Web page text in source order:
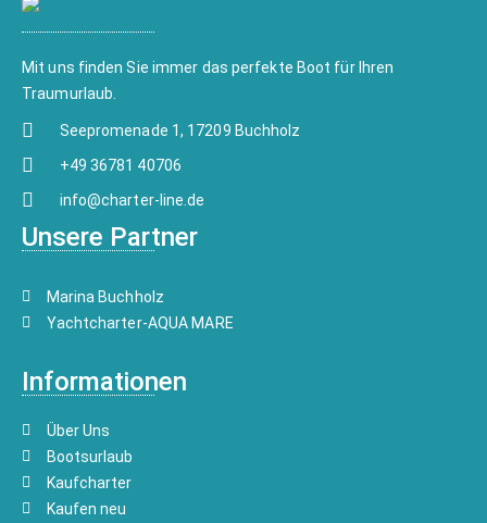
Mit uns finden Sie immer das perfekte Boot für Ihren
Traumurlaub.
Seepromenade 1, 17209 Buchholz
+49 36781 40706
info@charter-line.de
Unsere Partner
Marina Buchholz
Yachtcharter-AQUA MARE
Informationen
Über Uns
Bootsurlaub
Kaufcharter
Kaufen neu